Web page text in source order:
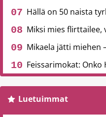
Hällä on 50 naista
Miksi mies flirttailee,
Mikaela jätti miehen
Feissarimokat: Onko
Luetuimmat